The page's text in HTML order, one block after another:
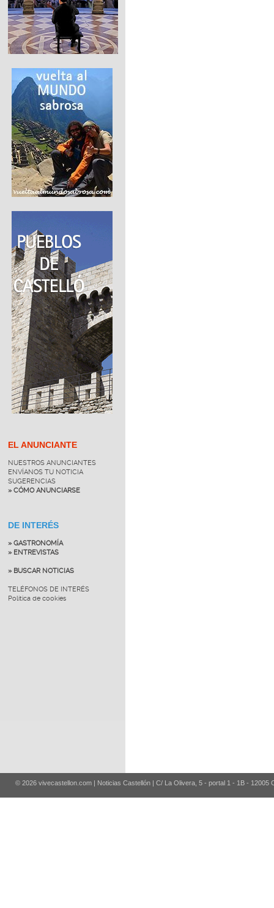
EL ANUNCIANTE
NUESTROS ANUNCIANTES
ENVÍANOS TU NOTICIA
SUGERENCIAS
» CÓMO ANUNCIARSE
DE INTERÉS
» GASTRONOMÍA
» ENTREVISTAS
» BUSCAR NOTICIAS
TELÉFONOS DE INTERÉS
Política de cookies
© 2026 vivecastellon.com | Noticias Castellón | C/ La Olivera, 5 - portal 1 - 1B - 12005